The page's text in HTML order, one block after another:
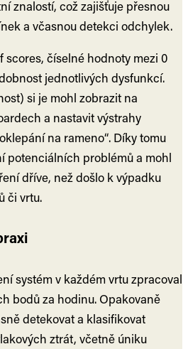
znalostí, což zajišťuje přesnou
a včasnou detekci odchylek.
scores, číselné hodnoty mezi 0
jednotlivých dysfunkcí.
si je mohl zobrazit na
a nastavit výstrahy
na rameno“. Díky tomu
potenciálních problémů a mohl
dříve, než došlo k výpadku
či vrtu.
systém v každém vrtu zpracoval
bodů za hodinu. Opakovaně
detekovat a klasifikovat
ztrát, včetně úniku